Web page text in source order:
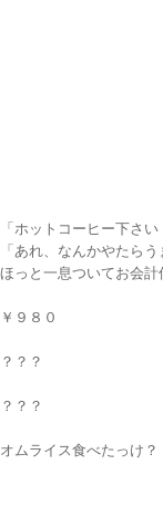
「ホットコーヒー下さ
「あれ、なんかやたら
ほっと一息ついてお会計
￥９８０
？？？
？？？
オムライス食べたっけ？